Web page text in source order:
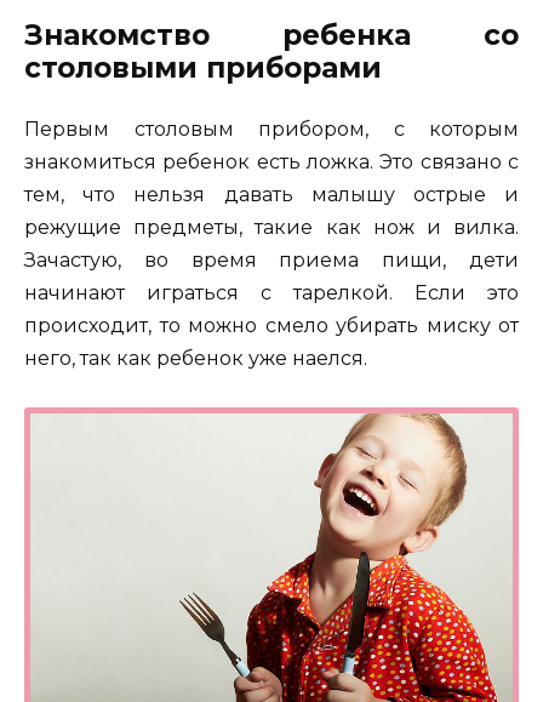
Знакомство ребенка со
столовыми приборами
Первым столовым прибором, с которым
знакомиться ребенок есть ложка. Это связано с
тем, что нельзя давать малышу острые и
режущие предметы, такие как нож и вилка.
Зачастую, во время приема пищи, дети
начинают играться с тарелкой. Если это
происходит, то можно смело убирать миску от
него, так как ребенок уже наелся.